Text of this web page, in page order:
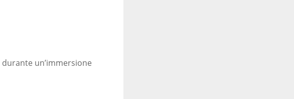
durante un’immersione